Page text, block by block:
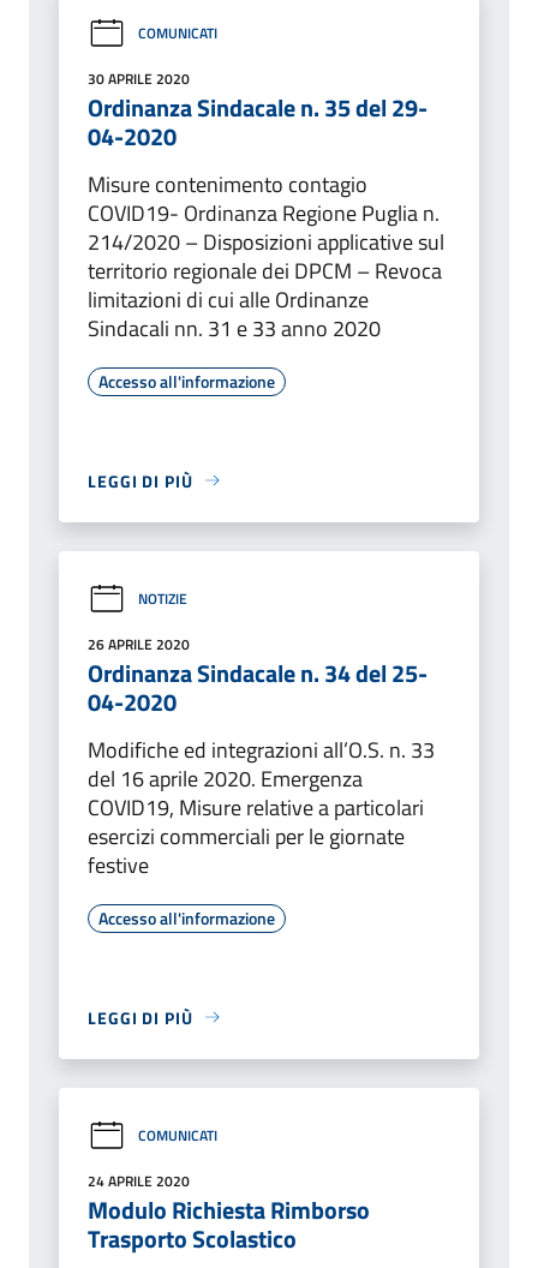
COMUNICATI
30 APRILE 2020
Ordinanza Sindacale n. 35 del 29-
04-2020
Misure contenimento contagio
COVID19- Ordinanza Regione Puglia n.
214/2020 – Disposizioni applicative sul
territorio regionale dei DPCM – Revoca
limitazioni di cui alle Ordinanze
Sindacali nn. 31 e 33 anno 2020
Accesso all'informazione
LEGGI DI PIÙ
NOTIZIE
26 APRILE 2020
Ordinanza Sindacale n. 34 del 25-
04-2020
Modifiche ed integrazioni all’O.S. n. 33
del 16 aprile 2020. Emergenza
COVID19, Misure relative a particolari
esercizi commerciali per le giornate
festive
Accesso all'informazione
LEGGI DI PIÙ
COMUNICATI
24 APRILE 2020
Modulo Richiesta Rimborso
Trasporto Scolastico